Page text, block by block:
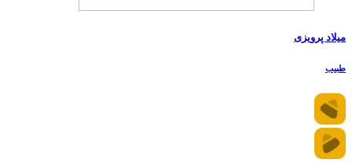
میلاد پرویزی
طبیب